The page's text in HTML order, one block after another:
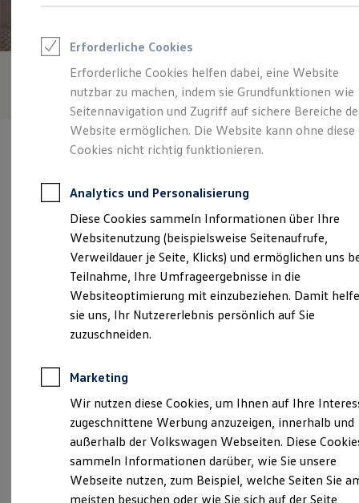
Zubehör- und Serviceangebote
Leasing
Leasing-Angebote
Gebrauchtwagen Leasing
Junge Gebrauchtwagen-Leasing
Elektroauto Leasing
Kleinwagen-Leasing
Leasing ohne Anzahlung
Finanzierung
Kfz-Versicherung
Restschuldversicherungen
Garantien
Wartungsverträge
Geschäftskunden
Professional Class bei Volkswagen
Großkunden
Behörden
Direktkunden
Sonderfahrzeuge
Anpfiff zum Gewinn
Elektroautos
ID. Tutorials
Elektrofahrzeugkonzepte
Reichweite
Reichweite der ID. Modelle
Reichweite im Winter
Laden
Laden unterwegs
Verantwortlich für die Inhalte auf dieser Seite ist die AMB
Automobile Borna GmbH Niederlassung Böhlen
Impressum & Rechtliches
boehlen@amb-autowelt.de
Montag-
Samstag
08:00-12:00 Uhr
Sonntag
Geschlossen
Erforderliche Cookies
Erforderliche Cookies helfen dabei, eine Website
nutzbar zu machen, indem sie Grundfunktionen wie
Seitennavigation und Zugriff auf sichere Bereiche
Website ermöglichen. Die Website kann ohne diese
Cookies nicht richtig funktionieren.
Analytics und Personalisierung
Diese Cookies sammeln Informationen über Ihre
Websitenutzung (beispielsweise Seitenaufrufe,
Verweildauer je Seite, Klicks) und ermöglichen uns
Teilnahme, Ihre Umfrageergebnisse in die
Websiteoptimierung mit einzubeziehen. Damit
sie uns, Ihr Nutzererlebnis persönlich auf Sie
zuzuschneiden.
Marketing
Wir nutzen diese Cookies, um Ihnen auf Ihre
zugeschnittene Werbung anzuzeigen, innerhalb und
außerhalb der Volkswagen Webseiten. Diese
sammeln Informationen darüber, wie Sie unsere
Webseite nutzen, zum Beispiel, welche Seiten Sie
meisten besuchen oder wie Sie sich auf der Seite